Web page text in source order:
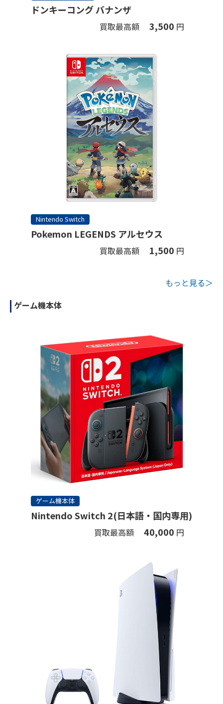
ドンキーコング バナンザ
買取最高額 3,500 円
Nintendo Switch
Pokemon LEGENDS アルセウス
買取最高額 1,500 円
もっと見る＞
ゲーム機本体
ゲーム機本体
Nintendo Switch 2(日本語・国内専用)
買取最高額 40,000 円